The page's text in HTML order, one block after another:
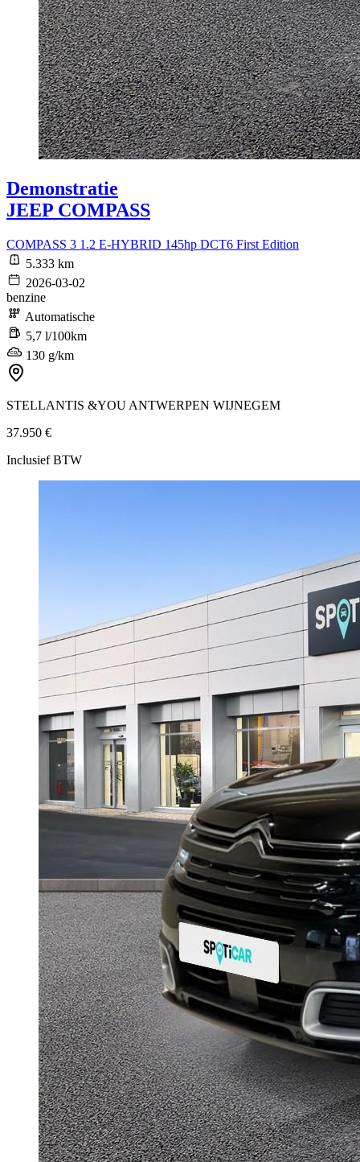
Demonstratie
JEEP COMPASS
COMPASS 3 1.2 E-HYBRID 145hp DCT6 First Edition
5.333 km
2026-03-02
benzine
Automatische
5,7 l/100km
130 g/km
STELLANTIS &YOU ANTWERPEN WIJNEGEM
37.950 €
Inclusief BTW